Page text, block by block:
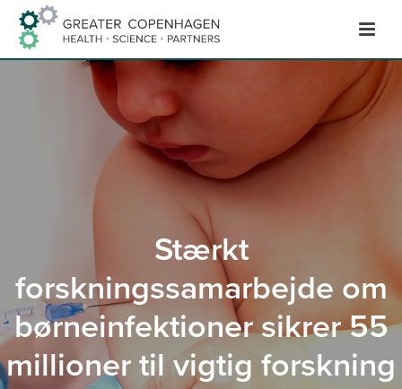
Hop
til
indhold
Stærkt
forskningssamarbejde om
børneinfektioner sikrer 55
millioner til vigtig forskning